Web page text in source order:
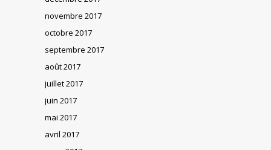
novembre 2017
octobre 2017
septembre 2017
août 2017
juillet 2017
juin 2017
mai 2017
avril 2017